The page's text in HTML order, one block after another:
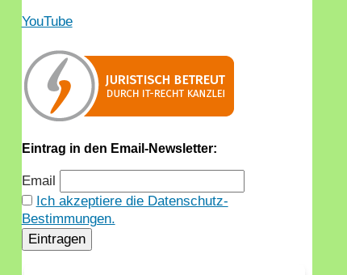
YouTube
Eintrag in den Email-Newsletter:
Email
Ich akzeptiere die Datenschutz-
Bestimmungen.